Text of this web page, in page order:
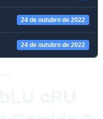
24 de outubro de 2022
24 de outubro de 2022